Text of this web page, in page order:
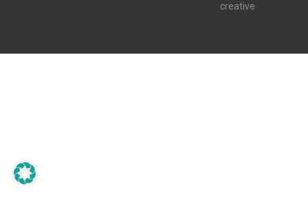
creative